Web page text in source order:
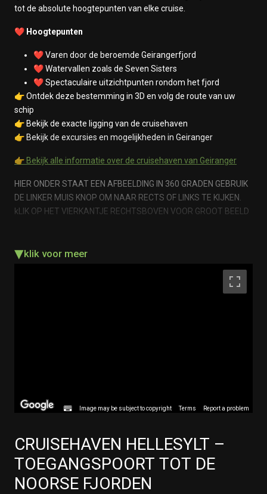
tot de absolute hoogtepunten van elke cruise.
❤️ Hoogtepunten
❤️ Varen door de beroemde Geirangerfjord
❤️ Watervallen zoals de Seven Sisters
❤️ Spectaculaire uitzichtpunten rondom het fjord
👉 Ontdek deze bestemming in 3D en volg de route van uw
schip
👉 Bekijk de exacte ligging van de cruisehaven
👉 Bekijk de excursies en mogelijkheden in Geiranger
👉 Bekijk alle informatie over de cruisehaven van Geiranger
HIER ONDER STAAT EEN AFBEELDING IN 360 GRADEN GEBRUIK
DE LINKER MUIS KNOP OM NAAR RECTS OF LINKS TE KIJKEN.
kLIK OP HET VIERKANTJE RECHTSBOVEN VOOR GROOT BEELD
▾klik voor meer
Image may be subject to copyright Terms Report a problem
CRUISEHAVEN HELLESYLT –
TOEGANGSPOORT TOT DE
NOORSE FJORDEN